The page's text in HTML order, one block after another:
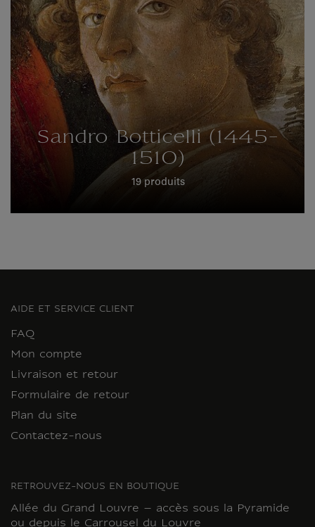
Sandro Botticelli (1445-
1510)
19 produits
AIDE ET SERVICE CLIENT
FAQ
Mon compte
Livraison et retour
Formulaire de retour
Plan du site
Contactez-nous
RETROUVEZ-NOUS EN BOUTIQUE
Allée du Grand Louvre – accès sous la Pyramide
ou depuis le Carrousel du Louvre